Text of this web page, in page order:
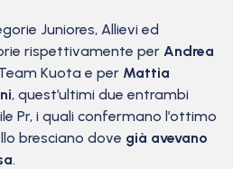
Juniores, Allievi ed
rispettivamente per Andrea
Kuota e per Mattia
, quest’ultimi due entrambi
Pr, i quali confermano l’ottimo
bresciano dove già avevano
.